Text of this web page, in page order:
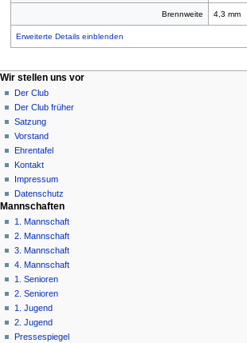
Brennweite 4,3 mm
Erweiterte Details einblenden
N
a
v
g
a
i
o
n
s
m
e
n
ü
Seitenaktionen
Datei
Diskussion
Lesen
Quelltext
anzeigen
Versionsgeschichte
Meine Werkzeuge
Anmelden
Wir stellen uns vor
Der Club
Der Club früher
Satzung
Vorstand
Ehrentafel
Kontakt
Impressum
Datenschutz
Mannschaften
1. Mannschaft
2. Mannschaft
3. Mannschaft
4. Mannschaft
1. Senioren
2. Senioren
1. Jugend
2. Jugend
Pressespiegel